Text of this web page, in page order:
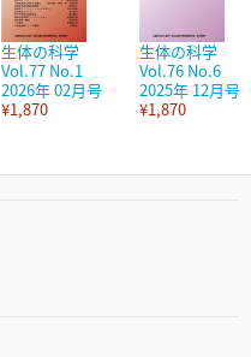
生体の科学
Vol.77 No.1
2026年 02月号
¥1,870
生体の科学
Vol.76 No.6
2025年 12月号
¥1,870